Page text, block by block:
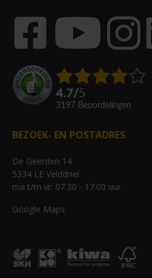
4.7/5
3197 beoordelingen
BEZOEK- EN POSTADRES
De Geerden 14
5334 LE Velddriel
ma t/m vr: 07.30 - 17.00 uur
Google Maps